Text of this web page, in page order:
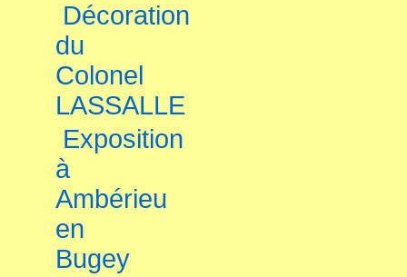
Décoration
du
Colonel
LASSALLE
Exposition
à
Ambérieu
en
Bugey